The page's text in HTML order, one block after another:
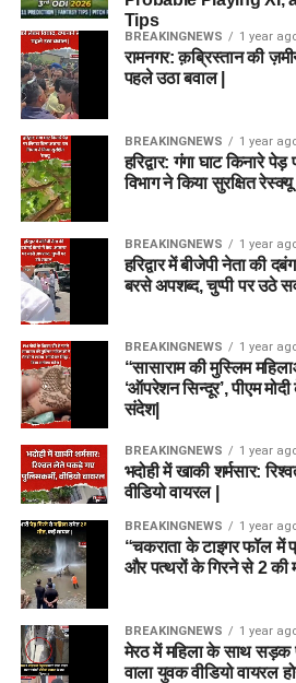
Tips
BREAKINGNEWS 1 year
रामनगर: क़ब्रिस्तान की
पहले उठा बवाल |
BREAKINGNEWS 1 year
हरिद्वार: गंगा घाट किनारे
विभाग ने किया सुरक्षित रेस्क्यू
BREAKINGNEWS 1 year
हरिद्वार में बीजेपी नेता की
बरसे अपशब्द, चुप्पी पर उठे
BREAKINGNEWS 1 year
“सासाराम की मुस्लिम
‘ऑपरेशन सिन्दूर’, पीएम
संदेश|
BREAKINGNEWS 1 year
भदोही में खाकी शर्मसार:
वीडियो वायरल |
BREAKINGNEWS 1 year
“चकराता के टाइगर फॉल में
और पत्थरों के गिरने से 2 की
BREAKINGNEWS 1 year
मेरठ में महिला के साथ
वाला युवक वीडियो वायरल